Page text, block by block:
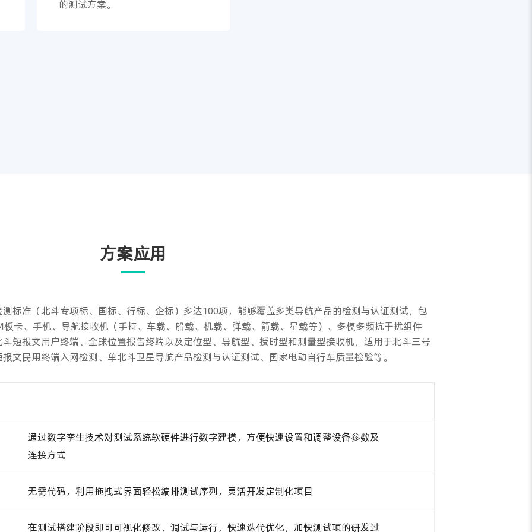
的测试方案。
方案应用
标准（北斗专项标、国标、行标、企标）多达100项，能够覆盖多类导航产品的检测与认证测试，包
卡、手机、导航接收机（手持、车载、船载、机载、弹载、箭载、星载等）、多模多频抗干扰组件
短报文用户终端、全球位置报告终端以及定位型、导航型、授时型和测量型接收机，适用于北斗三号
文民用终端入网检测、单北斗卫星导航产品检测与认证测试、国家电动自行车质量检验等。
通过数字孪生技术对测试系统软硬件进行数字建模，方便快速设置和调整设备参数及
连接方式
无需代码，利用拖拽式界面轻松编排测试序列，灵活开发定制化项目
在测试搭建阶段即可可视化修改、调试与运行，快速迭代优化，加快测试项的研发过